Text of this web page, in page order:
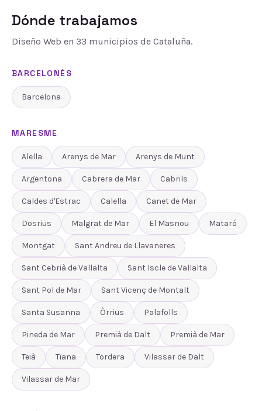
Dónde trabajamos
Diseño Web en 33 municipios de Cataluña.
BARCELONÈS
Barcelona
MARESME
Alella Arenys de Mar Arenys de Munt
Argentona Cabrera de Mar Cabrils
Caldes d'Estrac Calella Canet de Mar
Dosrius Malgrat de Mar El Masnou Mataró
Montgat Sant Andreu de Llavaneres
Sant Cebrià de Vallalta Sant Iscle de Vallalta
Sant Pol de Mar Sant Vicenç de Montalt
Santa Susanna Òrrius Palafolls
Pineda de Mar Premià de Dalt Premià de Mar
Teià Tiana Tordera Vilassar de Dalt
Vilassar de Mar